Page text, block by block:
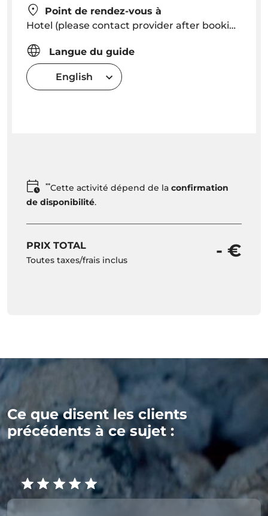
Point de rendez-vous à
Hotel (please contact provider after booking to know exact pick up time in your hotel)
Langue du guide
English
**Cette activité dépend de la confirmation
de disponibilité.
PRIX TOTAL
Toutes taxes/frais inclus - €
Ce que disent les clients
précédents à ce sujet :